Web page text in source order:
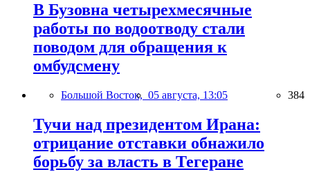
В Бузовна четырехмесячные
работы по водоотводу стали
поводом для обращения к
омбудсмену
Большой Восток, 05 августа, 13:05 384
Тучи над президентом Ирана:
отрицание отставки обнажило
борьбу за власть в Тегеране